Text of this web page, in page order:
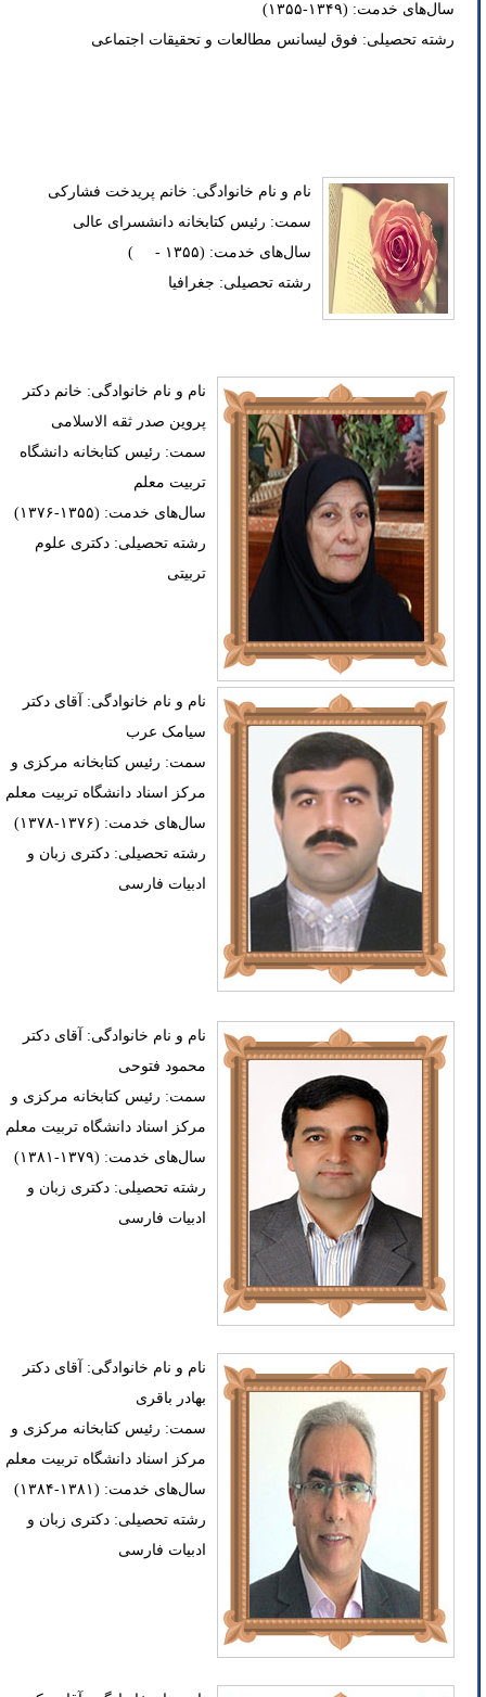
سال‌های خدمت: (۱۳۴۹-۱۳۵۵)
رشته تحصیلی: فوق لیسانس مطالعات و تحقیقات اجتماعی
نام و نام خانوادگی: خانم پریدخت فشارکی
سمت: رئیس کتابخانه دانشسرای عالی
سال‌های خدمت: (۱۳۵۵ - )
رشته تحصیلی: جغرافیا
نام و نام خانوادگی: خانم دکتر
پروین صدر ثقه الاسلامی
سمت: رئیس کتابخانه دانشگاه
تربیت معلم
سال‌های خدمت: (۱۳۵۵-۱۳۷۶)
رشته تحصیلی: دکتری علوم
تربیتی
نام و نام خانوادگی: آقای دکتر
سیامک عرب
سمت: رئیس کتابخانه مرکزی و
مرکز اسناد دانشگاه تربیت معلم
سال‌های خدمت: (۱۳۷۶-۱۳۷۸)
رشته تحصیلی: دکتری زبان و
ادبیات فارسی
نام و نام خانوادگی: آقای دکتر
محمود فتوحی
سمت: رئیس کتابخانه مرکزی و
مرکز اسناد دانشگاه تربیت معلم
سال‌های خدمت: (۱۳۷۹-۱۳۸۱)
رشته تحصیلی: دکتری زبان و
ادبیات فارسی
نام و نام خانوادگی: آقای دکتر
بهادر باقری
سمت: رئیس کتابخانه مرکزی و
مرکز اسناد دانشگاه تربیت معلم
سال‌های خدمت: (۱۳۸۱-۱۳۸۴)
رشته تحصیلی: دکتری زبان و
ادبیات فارسی